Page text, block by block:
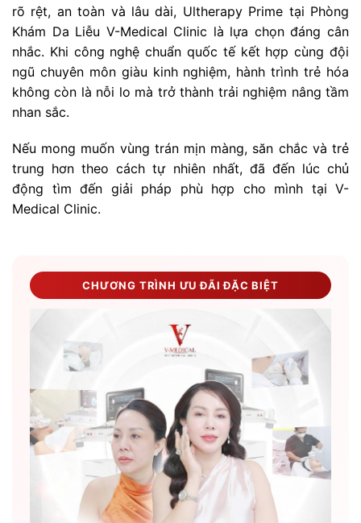
rõ rệt, an toàn và lâu dài, Ultherapy Prime tại Phòng
Khám Da Liễu V-Medical Clinic là lựa chọn đáng cân
nhắc. Khi công nghệ chuẩn quốc tế kết hợp cùng đội
ngũ chuyên môn giàu kinh nghiệm, hành trình trẻ hóa
không còn là nỗi lo mà trở thành trải nghiệm nâng tầm
nhan sắc.
Nếu mong muốn vùng trán mịn màng, săn chắc và trẻ
trung hơn theo cách tự nhiên nhất, đã đến lúc chủ
động tìm đến giải pháp phù hợp cho mình tại V-
Medical Clinic.
CHƯƠNG TRÌNH ƯU ĐÃI ĐẶC BIỆT